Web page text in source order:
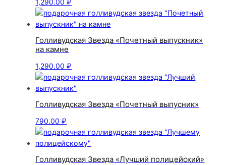
Голливудская Звезда «Почетный выпускник»
на камне
1,290.00₽
Голливудская Звезда «Почетный выпусник»
790.00₽
Голливудская Звезда «Лучший полицейский»